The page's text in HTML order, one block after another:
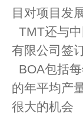
目对项目发
TMT还与
有限公司签
BOA包括
的年平均产
很大的机会